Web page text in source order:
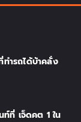
ำรถได้บ้าคลั่ง
ที่ เจ็ดคต 1 ใน